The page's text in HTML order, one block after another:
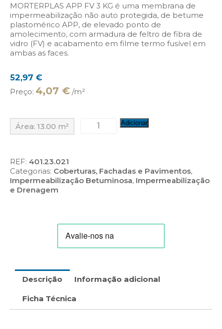
MORTERPLAS APP FV 3 KG é uma membrana de
impermeabilização não auto protegida, de betume
plastomérico APP, de elevado ponto de
amolecimento, com armadura de feltro de fibra de
vidro (FV) e acabamento em filme termo fusível em
ambas as faces.
52,97 €
Preço: 4,07 € /m²
Área: 13.00 m²
Quantidade
3
kg
Adicionar
REF: 401.23.021
Categorias: Coberturas, Fachadas e Pavimentos,
Impermeabilização Betuminosa, Impermeabilização
e Drenagem
Descrição Informação adicional
Ficha Técnica